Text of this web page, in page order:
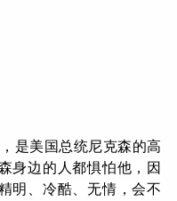
是美国总统尼克森的高
身边的人都惧怕他，因
明、冷酷、无情，会不